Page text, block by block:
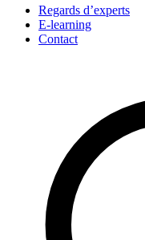
Regards d’experts
E-learning
Contact